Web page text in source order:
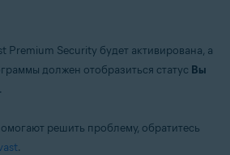
Premium Security будет активирована, а
должен отобразиться статус Вы
.
решить проблему, обратитесь
.